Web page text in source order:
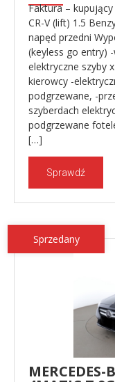
Faktura –
CR-V (lift) 1.5
napęd przedni
(keyless go entry)
elektryczne szyby
kierowcy -
podgrzewane, -
szyberdach
podgrzewane
[…]
Sprawdź
Sprzedany
MERCEDES-